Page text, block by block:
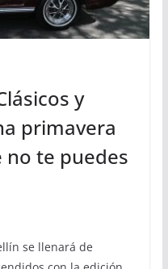
y
primavera
te puedes
se llenará de